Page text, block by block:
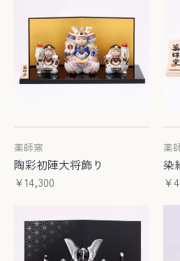
薬師窯
陶彩初陣大将飾り
¥14,300
薬
染